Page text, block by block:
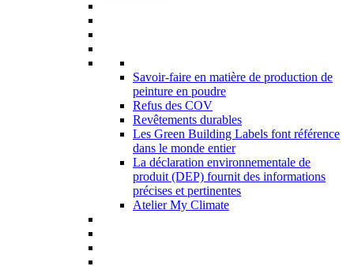
Savoir-faire en matière de production de
peinture en poudre
Refus des COV
Revêtements durables
Les Green Building Labels font référence
dans le monde entier
La déclaration environnementale de
produit (DEP) fournit des informations
précises et pertinentes
Atelier My Climate